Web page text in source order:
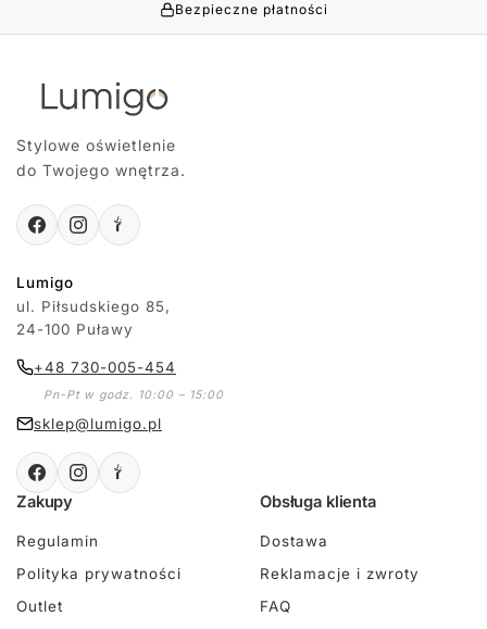
Bezpieczne płatności
Stylowe oświetlenie
do Twojego wnętrza.
Lumigo
ul. Piłsudskiego 85,
24-100 Puławy
+48 730-005-454
Pn-Pt w godz. 10:00 – 15:00
sklep@lumigo.pl
Zakupy
Regulamin
Polityka prywatności
Outlet
Obsługa klienta
Dostawa
Reklamacje i zwroty
FAQ